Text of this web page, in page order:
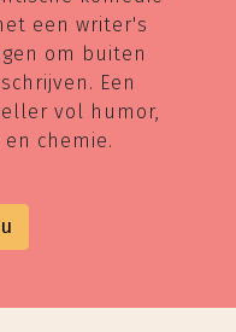
een writer's
om buiten
Een
vol humor,
chemie.